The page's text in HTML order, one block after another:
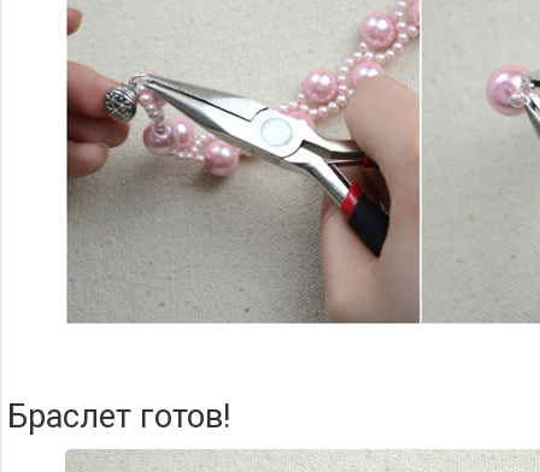
Браслет готов!